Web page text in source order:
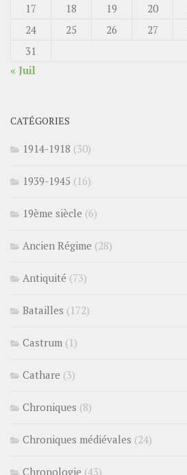
17
18 19 20
24
25 26 27
31
« Juil
CATÉGORIES
1914-1918 (30)
1939-1945 (16)
19ème siècle (6)
Ancien Régime (28)
Antiquité (73)
Batailles (172)
Castrum (1)
Cathare (3)
Chroniques (8)
Chroniques médiévales (24)
Chronologie (43)